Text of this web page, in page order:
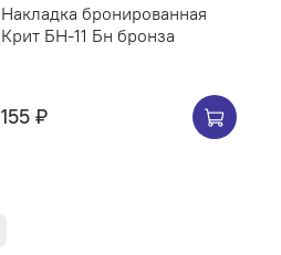
Накладка бронированная
Крит БН-11 Бн бронза
155 ₽